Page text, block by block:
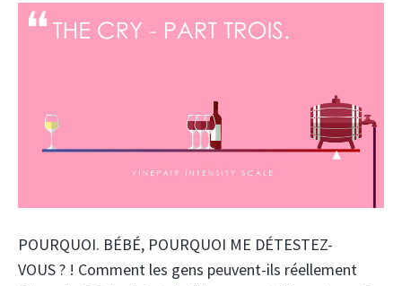
POURQUOI. BÉBÉ, POURQUOI ME DÉTESTEZ-
VOUS ? ! Comment les gens peuvent-ils réellement